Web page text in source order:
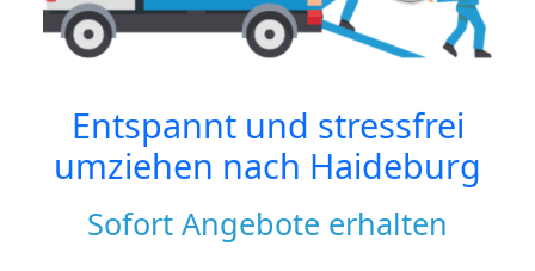
Entspannt und stressfrei
umziehen nach Haideburg
Sofort Angebote erhalten